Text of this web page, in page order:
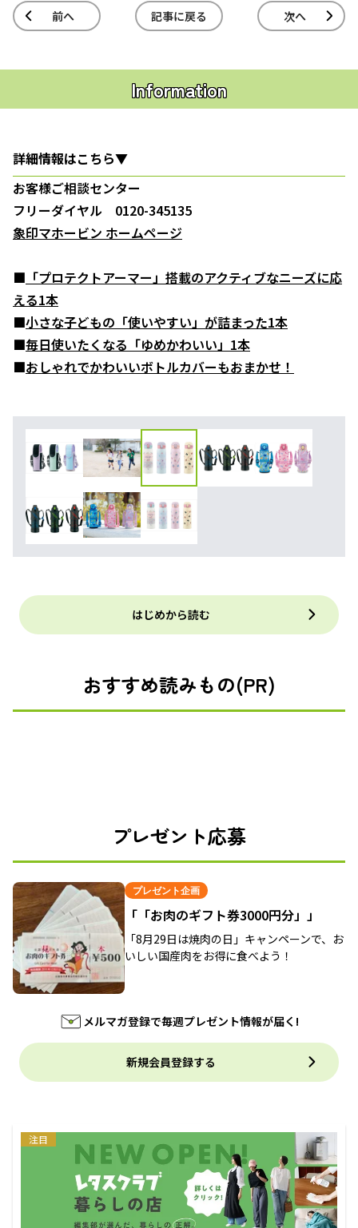
前へ 記事に戻る 次へ
Information
詳細情報はこちら▼
お客様ご相談センター
フリーダイヤル 0120-345135
象印マホービン ホームページ
■ 「プロテクトアーマー」搭載のアクティブなニーズに応
える1本
■小さな子どもの「使いやすい」が詰まった1本
■毎日使いたくなる「ゆめかわいい」1本
■おしゃれでかわいいボトルカバーもおまかせ！
はじめから読む
おすすめ読みもの(PR)
プレゼント応募
プレゼント企画
「「お肉のギフト券3000円分」」
「8月29日は焼肉の日」キャンペーンで、お
いしい国産肉をお得に食べよう！
メルマガ登録で毎週プレゼント情報が届く!
新規会員登録する
注目